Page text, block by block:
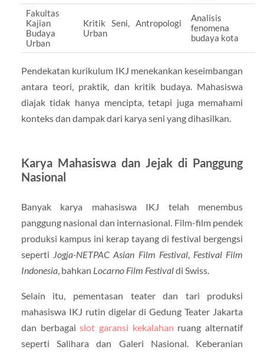
Fakultas
Kajian
Budaya
Urban
Kritik Seni, Antropologi
Urban
Analisis
fenomena
budaya kota
Pendekatan kurikulum IKJ menekankan keseimbangan
antara teori, praktik, dan kritik budaya. Mahasiswa
diajak tidak hanya mencipta, tetapi juga memahami
konteks dan dampak dari karya seni yang dihasilkan.
Karya Mahasiswa dan Jejak di Panggung
Nasional
Banyak karya mahasiswa IKJ telah menembus
panggung nasional dan internasional. Film-film pendek
produksi kampus ini kerap tayang di festival bergengsi
seperti Jogja-NETPAC Asian Film Festival, Festival Film
Indonesia, bahkan Locarno Film Festivaldi Swiss.
Selain itu, pementasan teater dan tari produksi
mahasiswa IKJ rutin digelar di Gedung Teater Jakarta
dan berbagaislot garansi kekalahan ruang alternatif
seperti Salihara dan Galeri Nasional. Keberanian